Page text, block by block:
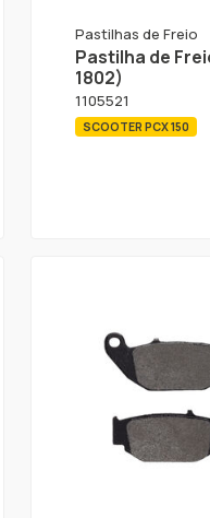
Pastilhas de Freio
Pastilha de
1802)
1105521
SCOOTER PCX 150